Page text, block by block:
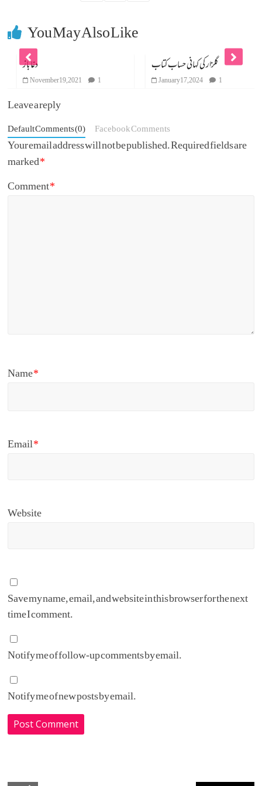
You May Also Like
دغا باز
November 19, 2021 1
گلزار کی کہانی حساب کتاب
January 17, 2024 1
Leave a reply
Default Comments (0) Facebook Comments
Your email address will not be published.Required fields are
marked*
Comment*
Name*
Email*
Website
Save my name, email, and website in this browser for the next
time I comment.
Notify me of follow-up comments by email.
Notify me of new posts by email.